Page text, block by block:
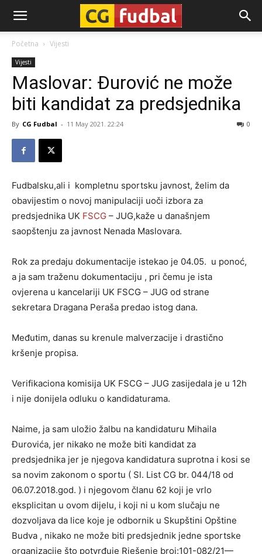
CG-
Fudbal
Početna Vijesti
Vijesti
Maslovar: Đurović ne može
biti kandidat za predsjednika
By CG Fudbal - 11 May 2021. 22:24 0
Fudbalsku,ali i kompletnu sportsku javnost, želim da
obavijestim o novoj manipulaciji uoči izbora za
predsjednika UK FSCG – JUG,kaže u današnjem
saopštenju za javnost Nenada Maslovara.
Rok za predaju dokumentacije istekao je 04.05. u ponoć,
a ja sam traženu dokumentaciju , pri čemu je ista
ovjerena u kancelariji UK FSCG – JUG od strane
sekretara Dragana Peraša predao istog dana.
Međutim, danas su krenule malverzacije i drastično
kršenje propisa.
Verifikaciona komisija UK FSCG – JUG zasijedala je u 12h
i nije donijela odluku o kandidaturama.
Naime, ja sam uložio žalbu na kandidaturu Mihaila
Đurovića, jer nikako ne može biti kandidat za
predsjednika jer je njegova kandidatura suprotna i kosi se
sa novim zakonom o sportu ( Sl. List CG br. 044/18 od
06.07.2018.god. ) i njegovom članu 62 koji je vrlo
eksplicitan u ovom dijelu, i koji ni u kom slučaju ne
dozvoljava da lice koje je odbornik u Skupštini Opštine
Budva , nikako ne može biti predsjednik jedne sportske
organizacije što potvrđuje Rješenje broj:101-082/21—